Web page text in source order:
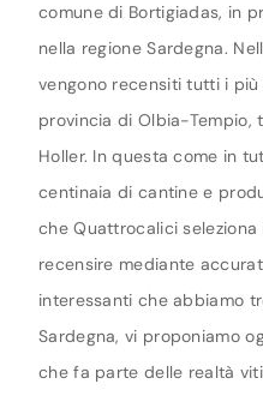
comune di Bortigiadas, in
nella regione Sardegna.
vengono recensiti tutti i
provincia di Olbia-Tempio,
Holler. In questa come in
centinaia di cantine e
che Quattrocalici
recensire mediante
interessanti che abbiamo
Sardegna, vi proponiamo
che fa parte delle realtà